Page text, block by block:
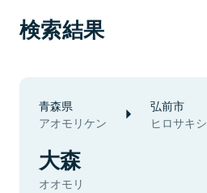
検索結果
青森県
アオモリケン
弘前市
ヒロサキシ
大森
オオモリ